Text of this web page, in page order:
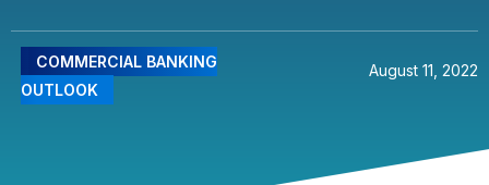
COMMERCIAL BANKING
OUTLOOK
August 11, 2022